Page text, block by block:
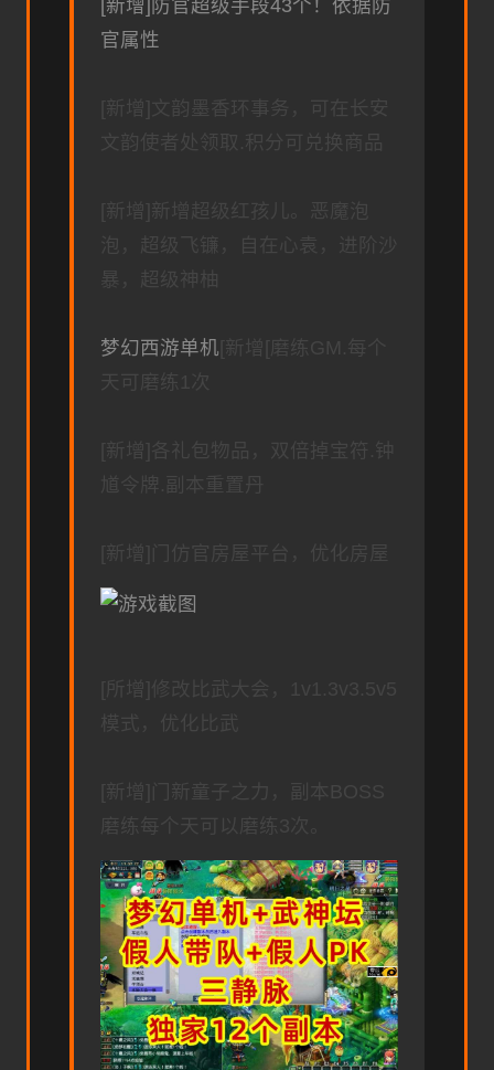
[新增]防官超级手段43个！依据防
官属性
[新增]文韵墨香环事务，可在长安
文韵使者处领取.积分可兑换商品
[新增]新增超级红孩儿。恶魔泡
泡，超级飞镰，自在心袁，进阶沙
暴，超级神柚
梦幻西游单机 [新增[磨练GM.每个
天可磨练1次
[新增]各礼包物品，双倍掉宝符.钟
馗令牌.副本重置丹
[新增]门仿官房屋平台，优化房屋
[所增]修改比武大会，1v1.3v3.5v5
模式，优化比武
[新增]门新童子之力，副本BOSS
磨练每个天可以磨练3次。